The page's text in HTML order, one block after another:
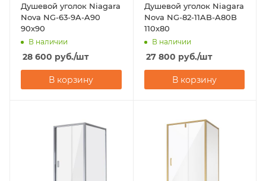
Душевой уголок Niagara
Nova NG-63-9A-A90
90х90
В наличии
28 600 руб./шт
В корзину
Душевой уголок Niagara
Nova NG-82-11AB-A80B
110х80
В наличии
27 800 руб./шт
В корзину